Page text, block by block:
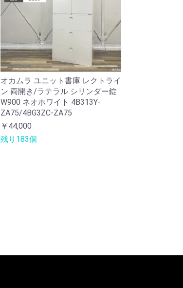
オカムラ ユニット書庫 レクトライ
ン 両開き/ラテラル シリンダー錠
W900 ネオホワイト 4B313Y-
ZA75/4BG3ZC-ZA75
￥44,000
残り183個